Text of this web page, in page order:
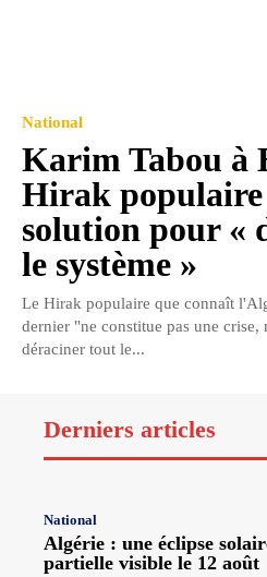
National
Karim Tabou à
Hirak populaire
solution pour «
le système »
Le Hirak populaire que connaît
dernier "ne constitue pas une
déraciner tout le...
Derniers articles
National
Algérie : une éclipse
partielle visible le 12 août